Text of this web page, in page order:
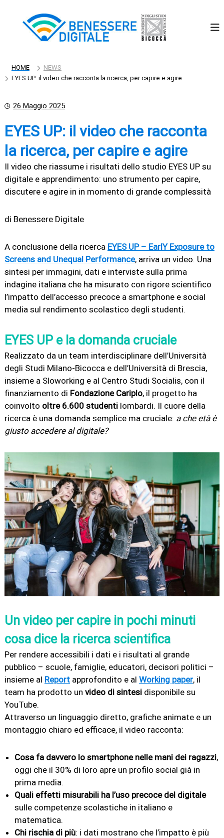
HOME
NEWS
EYES UP: il video che racconta la ricerca, per capire e agire
26 Maggio 2025
EYES UP: il video che racconta
la ricerca, per capire e agire
Il video che riassume i risultati dello studio EYES UP su
digitale e apprendimento: uno strumento per capire,
discutere e agire in in momento di grande complessità
di Benessere Digitale
A conclusione della ricerca EYES UP – EarlY Exposure to
Screens and Unequal Performance, arriva un video. Una
sintesi per immagini, dati e interviste sulla prima
indagine italiana che ha misurato con rigore scientifico
l’impatto dell’accesso precoce a smartphone e social
media sul rendimento scolastico degli studenti.
EYES UP e la domanda cruciale
Realizzato da un team interdisciplinare dell’Università
degli Studi Milano-Bicocca e dell’Università di Brescia,
insieme a Sloworking e al Centro Studi Socialis, con il
finanziamento di Fondazione Cariplo, il progetto ha
coinvolto oltre 6.600 studentilombardi. Il cuore della
ricerca è una domanda semplice ma cruciale: a che età è
giusto accedere al digitale?
Un video per capire in pochi minuti
cosa dice la ricerca scientifica
Per rendere accessibili i dati e i risultati al grande
pubblico – scuole, famiglie, educatori, decisori politici –
insieme al Reportapprofondito e al Working paper, il
team ha prodotto un video di sintesidisponibile su
YouTube.
Attraverso un linguaggio diretto, grafiche animate e un
montaggio chiaro ed efficace, il video racconta:
Cosa fa davvero lo smartphone nelle mani dei ragazzi,
oggi che il 30% di loro apre un profilo social già in
prima media.
Quali effetti misurabili ha l’uso precoce del digitale
sulle competenze scolastiche in italiano e
matematica.
Chi rischia di più: i dati mostrano che l’impatto è più